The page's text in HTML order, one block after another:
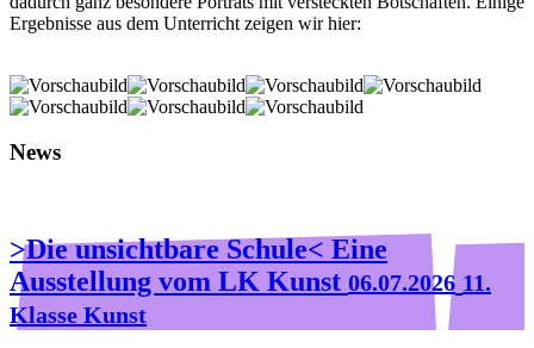
Ergebnisse aus dem Unterricht zeigen wir hier:
News
>Die unsichtbare Schule< Eine
Ausstellung vom LK Kunst 06.07.2026 11.
Klasse Kunst